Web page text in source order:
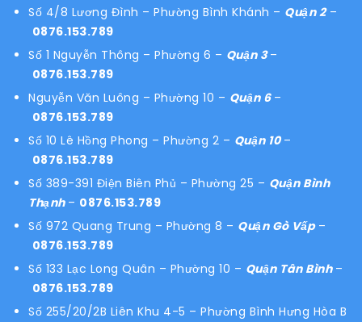
Số 4/8 Lương Đình – Phường Bình Khánh – Quận 2–
0876.153.789
Số 1 Nguyễn Thông – Phường 6 – Quận 3–
0876.153.789
Nguyễn Văn Luông – Phường 10 – Quận 6 –
0876.153.789
Số 10 Lê Hồng Phong – Phường 2 – Quận 10 –
0876.153.789
Số 389-391 Điện Biên Phủ – Phường 25 – Quận Bình
Thạnh – 0876.153.789
Số 972 Quang Trung – Phường 8 – Quận Gò Vấp –
0876.153.789
Số 133 Lạc Long Quân – Phường 10 – Quận Tân Bình –
0876.153.789
Số 255/20/2B Liên Khu 4-5 – Phường Bình Hưng Hòa B